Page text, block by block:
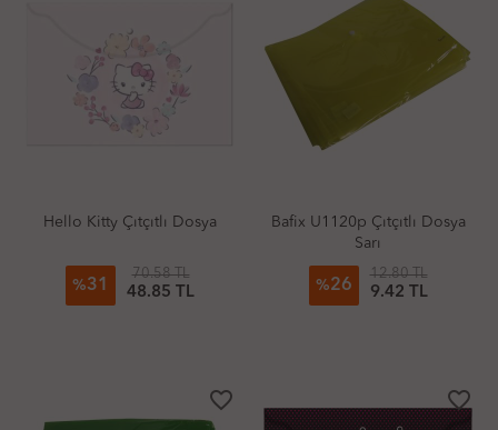
Hello Kitty Çıtçıtlı Dosya
%31
70.58 TL
48.85 TL
Bafix U1120p Çıtçıtlı Dosya
Sarı
%26
12.80 TL
9.42 TL
favorite_border favorite_border